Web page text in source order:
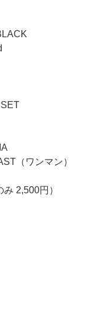
（ワンマン）
2,500円）